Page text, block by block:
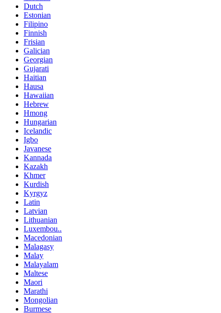
Dutch
Estonian
Filipino
Finnish
Frisian
Galician
Georgian
Gujarati
Haitian
Hausa
Hawaiian
Hebrew
Hmong
Hungarian
Icelandic
Igbo
Javanese
Kannada
Kazakh
Khmer
Kurdish
Kyrgyz
Latin
Latvian
Lithuanian
Luxembou..
Macedonian
Malagasy
Malay
Malayalam
Maltese
Maori
Marathi
Mongolian
Burmese